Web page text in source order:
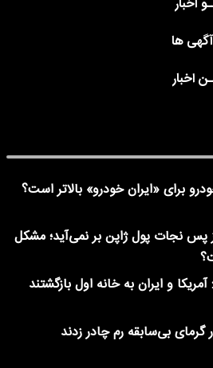
ها
اخبار
برای «ایران خودرو» بالاتر است؟
پس نجات پول ژاپن بر نمی‌آید؛ مشکل
و ایران به خانه اول بازگشتند
گرمای بی‌سابقه رم چادر زدند